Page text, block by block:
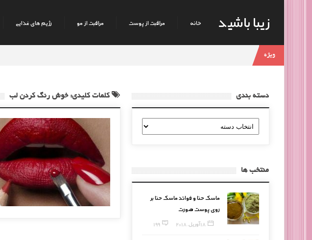
زیبا باشید خانه مراقبت از پوست مراقبت از مو رژیم های غذایی
ویژه
کلمات کلیدی: خوش رنگ کردن لب دسته بندی
دسته
بندی
منتخب ها
ماسک حنا و فوائد ماسک حنا بر
روی پوست صورت
18 آوریل, 2018 199